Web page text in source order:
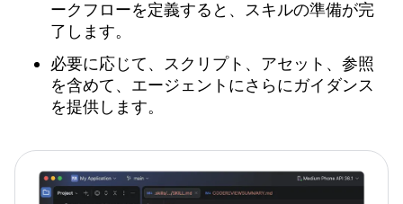
ークフローを定義すると、スキルの準備が完
了します。
必要に応じて、スクリプト、アセット、参照
を含めて、エージェントにさらにガイダンス
を提供します。